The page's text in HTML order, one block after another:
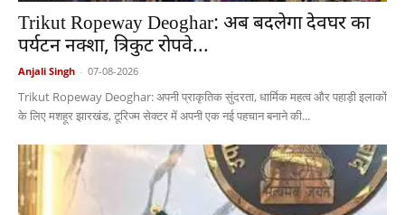
Trikut Ropeway Deoghar: अब बदलेगा देवघर का
पर्यटन नक्शा, त्रिकुट रोपवे...
Anjali Singh - 07-08-2026
Trikut Ropeway Deoghar: अपनी प्राकृतिक सुंदरता, धार्मिक महत्व और पहाड़ी इलाकों
के लिए मशहूर झारखंड, टूरिज्म सेक्टर में अपनी एक नई पहचान बनाने की...